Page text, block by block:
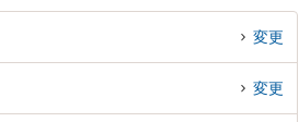
』などでお困りの相談者さんにおすすめです。
変更
変更